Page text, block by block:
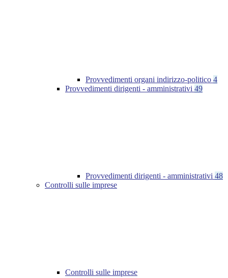
Provvedimenti organi indirizzo-politico 4
Provvedimenti dirigenti - amministrativi 49
Provvedimenti dirigenti - amministrativi 48
Controlli sulle imprese
Controlli sulle imprese